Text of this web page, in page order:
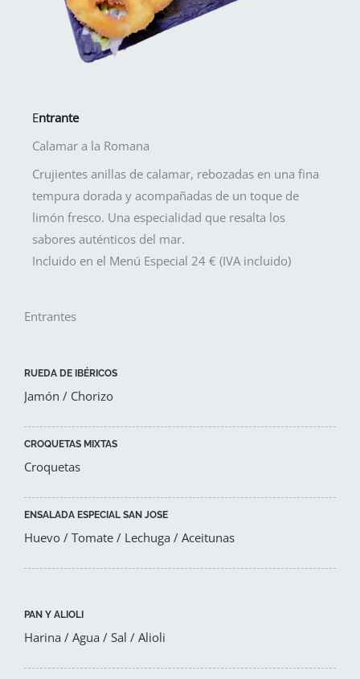
Entrante
Calamar a la Romana
Crujientes anillas de calamar, rebozadas en una fina
tempura dorada y acompañadas de un toque de
limón fresco. Una especialidad que resalta los
sabores auténticos del mar.
Incluido en el Menú Especial 24 € (IVA incluido)
Entrantes
RUEDA DE IBÉRICOS
Jamón / Chorizo
CROQUETAS MIXTAS
Croquetas
ENSALADA ESPECIAL SAN JOSE
Huevo / Tomate / Lechuga / Aceitunas
PAN Y ALIOLI
Harina / Agua / Sal / Alioli